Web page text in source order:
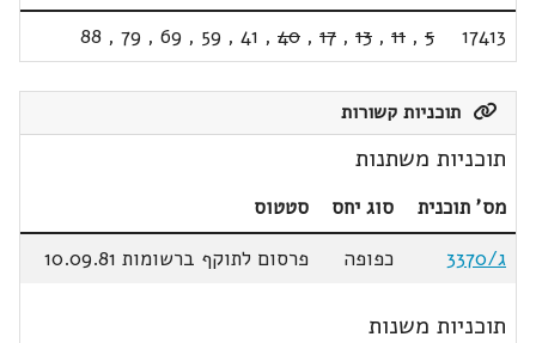
17413
5
,
11
,
13
,
17
,
40
,
41
,
59
,
69
,
79
,
88
תוכניות קשורות
תוכניות משתנות
מס' תוכנית סוג יחס
סטטוס
ג/3370
כפופה פרסום לתוקף ברשומות 10.09.81
תוכניות משנות